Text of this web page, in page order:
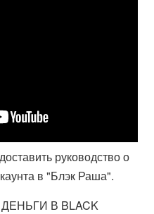
руководство о
в "Блэк Раша".
В BLACK